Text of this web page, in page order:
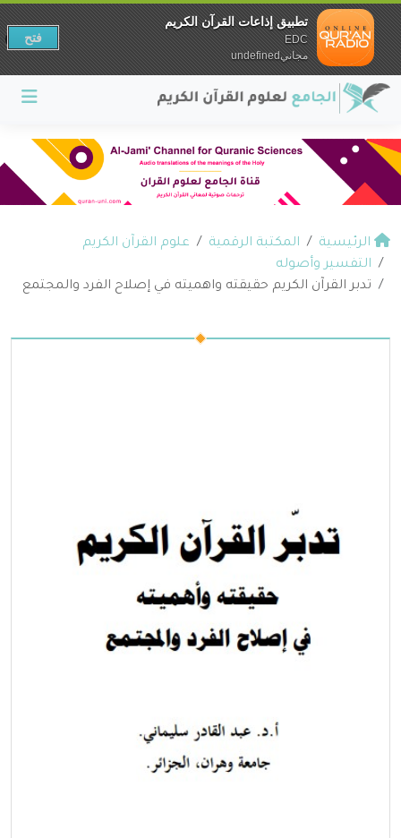
الرئيسية المكتبة الرقمية
علوم القرآن الكريم
التفسير وأصوله
تدبر القرآن الكريم حقيقته واهميته في إصلاح الفرد والمجتمع
تطبيق إذاعات القرآن الكريم
EDC
مجانيundefined
فتح